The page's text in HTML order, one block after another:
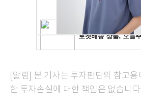
[알림] 본 기사는 투자판단의 참고
한 투자손실에 대한 책임은 없습니